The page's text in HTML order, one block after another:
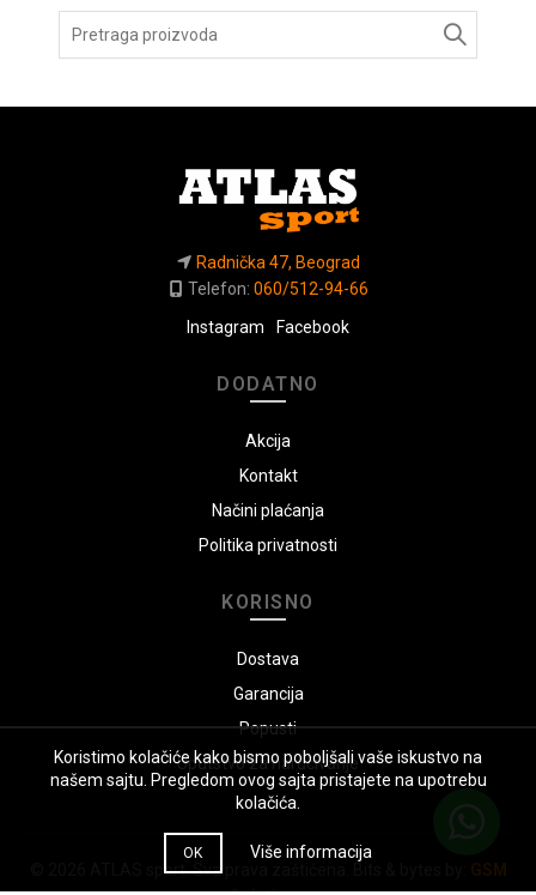
Radnička 47, Beograd
Telefon: 060/512-94-66
Instagram
Facebook
DODATNO
Akcija
Kontakt
Načini plaćanja
Politika privatnosti
KORISNO
Dostava
Garancija
Popusti
Uputstvo za naručivanje
ATLAS sport. Sva prava zaštićena. Bits & bytes by: GSM
Koristimo kolačiće kako bismo poboljšali vaše iskustvo na
našem sajtu. Pregledom ovog sajta pristajete na upotrebu
kolačića.
OK Više informacija